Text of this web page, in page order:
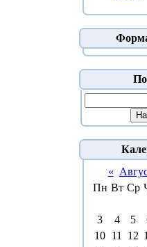
«
Пн Вт Ср
3
4 5
10 11 12